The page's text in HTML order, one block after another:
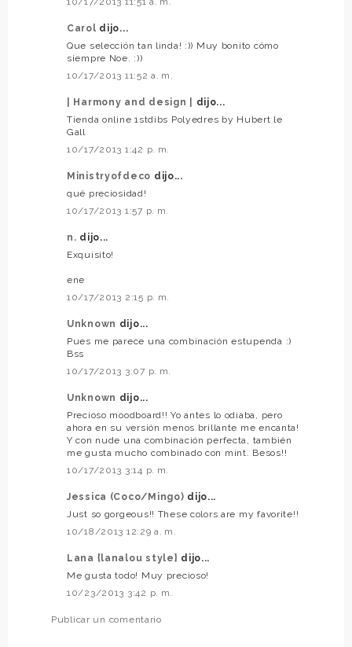
Carol dijo...
Que selección tan linda! :)) Muy bonito cómo
siempre Noe. :))
10/17/2013 11:52 a. m.
| Harmony and design |
dijo...
Tienda online 1stdibs Polyedres by Hubert le
Gall
10/17/2013 1:42 p. m.
Ministryofdeco dijo...
qué preciosidad!
10/17/2013 1:57 p. m.
n. dijo...
Exquisito!
ene
10/17/2013 2:15 p. m.
Unknown dijo...
Pues me parece una combinación estupenda :)
Bss
10/17/2013 3:07 p. m.
Unknown dijo...
Precioso moodboard!! Yo antes lo odiaba, pero
ahora en su versión menos brillante me encanta!
Y con nude una combinación perfecta, también
me gusta mucho combinado con mint. Besos!!
10/17/2013 3:14 p. m.
Jessica (Coco/Mingo) dijo...
Just so gorgeous!! These colors are my favorite!!
10/18/2013 12:29 a. m.
Lana {lanalou style} dijo...
Me gusta todo! Muy precioso!
10/23/2013 3:42 p. m.
Publicar un comentario